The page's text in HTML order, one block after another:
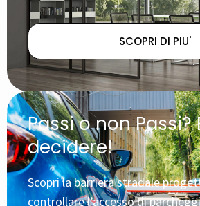
SCOPRI DI PIU'
Passi o non Passi?
decidere!
Scopri la barriera stradale
controllare l’accesso di